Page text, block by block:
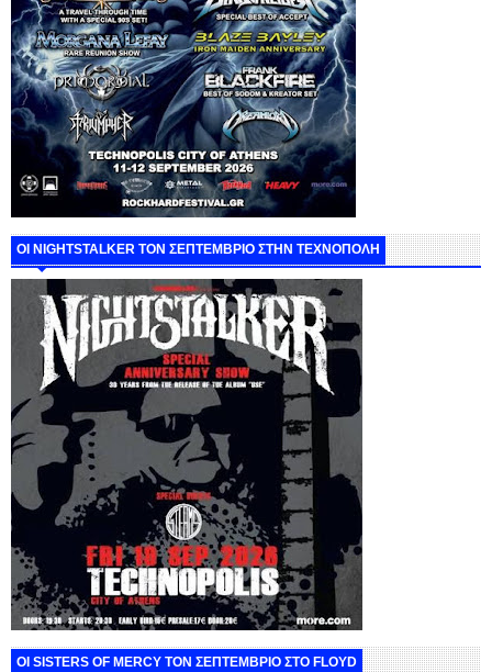
ΟΙ NIGHTSTALKER ΤΟΝ ΣΕΠΤΕΜΒΡΙΟ ΣΤΗΝ ΤΕΧΝΟΠΟΛΗ
ΟΙ SISTERS OF MERCY ΤΟΝ ΣΕΠΤΕΜΒΡΙΟ ΣΤΟ FLOYD